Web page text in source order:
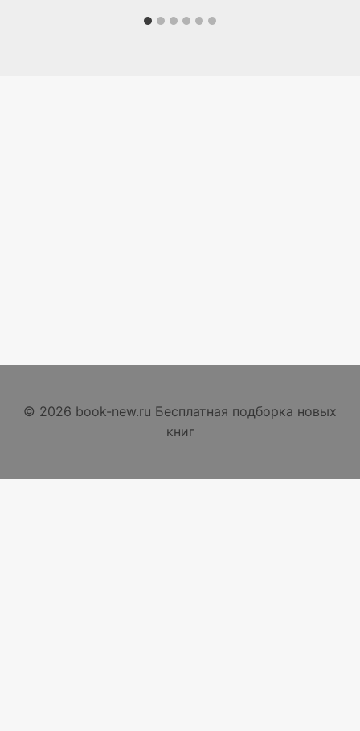
© 2026 book-new.ru Бесплатная подборка новых
книг